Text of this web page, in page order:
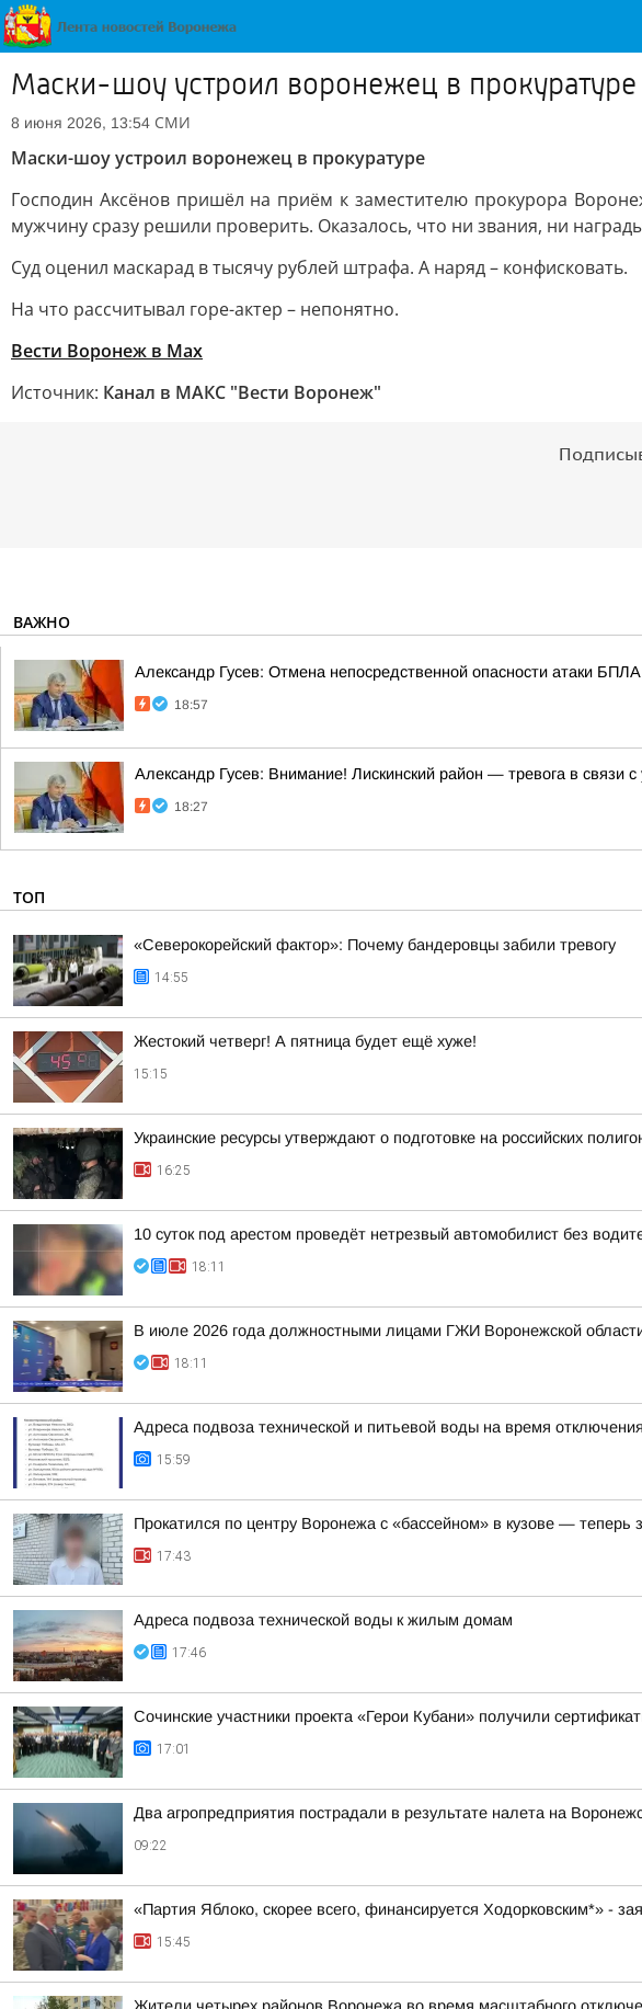
Маски-шоу устроил воронежец в прокуратуре
8 июня 2026, 13:54 СМИ
Маски-шоу устроил воронежец в прокуратуре
Господин Аксёнов пришёл на приём к заместителю прокурора
мужчину сразу решили проверить. Оказалось, что ни звания, ни
Суд оценил маскарад в тысячу рублей штрафа. А наряд – конфисковать.
На что рассчитывал горе-актер – непонятно.
Вести Воронеж в Мах
Источник: Канал в МАКС "Вести Воронеж"
ВАЖНО
Александр Гусев: Отмена непосредственной опасности атаки
18:57
Александр Гусев: Внимание! Лискинский район — тревога в связи
18:27
ТОП
«Северокорейский фактор»: Почему бандеровцы забили тревогу
14:55
Жестокий четверг! А пятница будет ещё хуже!
15:15
Украинские ресурсы утверждают о подготовке на российских
16:25
10 суток под арестом проведёт нетрезвый автомобилист без
18:11
В июле 2026 года должностными лицами ГЖИ Воронежской
18:11
Адреса подвоза технической и питьевой воды на время
15:59
Прокатился по центру Воронежа с «бассейном» в кузове —
17:43
Адреса подвоза технической воды к жилым домам
17:46
Сочинские участники проекта «Герои Кубани» получили
17:01
Два агропредприятия пострадали в результате налета на
09:22
«Партия Яблоко, скорее всего, финансируется Ходорковским*» -
15:45